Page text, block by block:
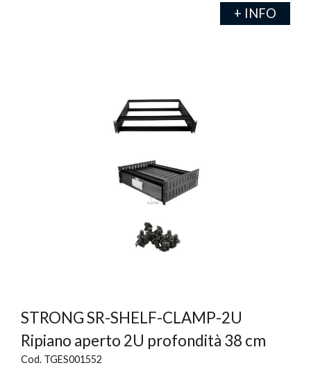
+ INFO
STRONG SR-SHELF-CLAMP-2U
Ripiano aperto 2U profondità 38 cm
Cod. TGES001552